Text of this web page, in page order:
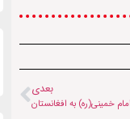
بعدی
خمینی(ره) به افغانستان